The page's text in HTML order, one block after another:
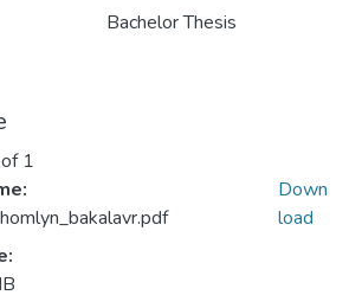
Bachelor Thesis
1
Down
load